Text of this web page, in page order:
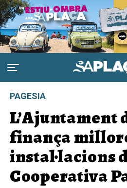
PAGESIA
L’Ajuntament
finança
instal·lacions
Cooperativa